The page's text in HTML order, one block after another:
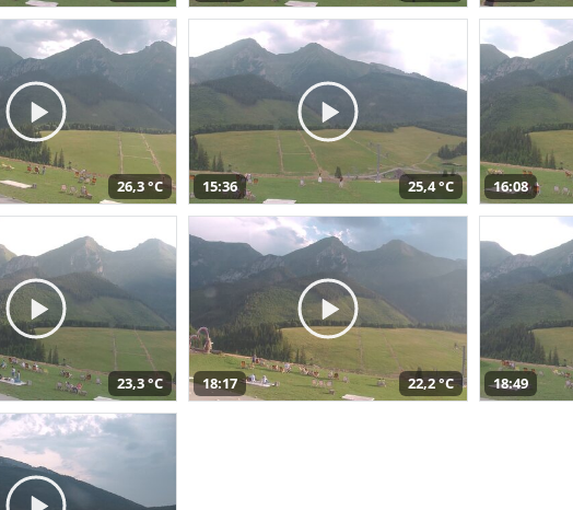
26,3 °C 15:36 25,4 °C 16:08
23,3 °C 18:17 22,2 °C 18:49